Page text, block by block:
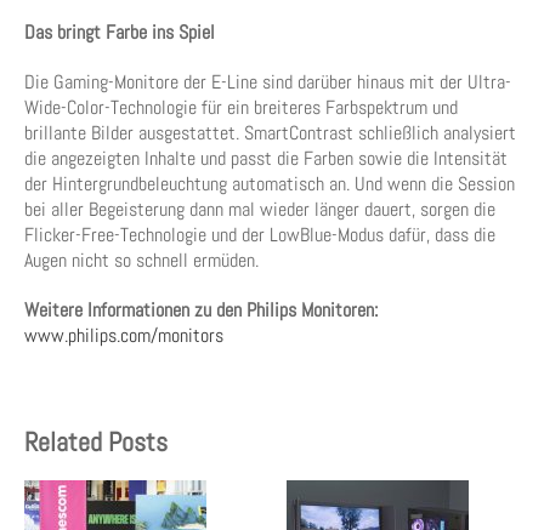
Das bringt Farbe ins Spiel
Die Gaming-Monitore der E-Line sind darüber hinaus mit der Ultra-
Wide-Color-Technologie für ein breiteres Farbspektrum und
brillante Bilder ausgestattet. SmartContrast schließlich analysiert
die angezeigten Inhalte und passt die Farben sowie die Intensität
der Hintergrundbeleuchtung automatisch an. Und wenn die Session
bei aller Begeisterung dann mal wieder länger dauert, sorgen die
Flicker-Free-Technologie und der LowBlue-Modus dafür, dass die
Augen nicht so schnell ermüden.
Weitere Informationen zu den Philips Monitoren:
www.philips.com/monitors
Related Posts